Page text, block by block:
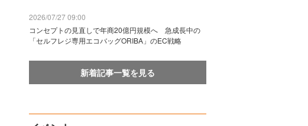
2026/07/27 09:00
コンセプトの見直しで年商20億円規模へ 急成長中の
「セルフレジ専用エコバッグORIBA」のEC戦略
新着記事一覧を見る